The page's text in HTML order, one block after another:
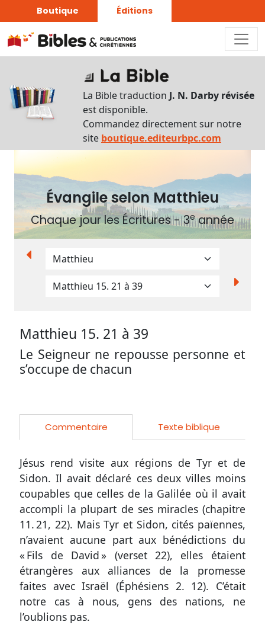
Boutique Éditions
La Bible traduction J. N. Darby révisée
est disponible.
Commandez directement sur notre
site boutique.editeurbpc.com
Évangile selon Matthieu
Chaque jour les Écritures - 3eannée
Matthieu 15. 21 à 39
Le Seigneur ne repousse personne et
s’occupe de chacun
Commentaire Texte biblique
Jésus rend visite aux régions de Tyr et de
Sidon. Il avait déclaré ces deux villes moins
coupables que celles de la Galilée où il avait
accompli la plupart de ses miracles (chapitre
11. 21, 22). Mais Tyr et Sidon, cités païennes,
n’avaient aucune part aux bénédictions du
« Fils de David » (verset 22), elles étaient
étrangères aux alliances de la promesse
faites avec Israël (Éphésiens 2. 12). C’était
notre cas à nous, gens des nations, ne
l’oublions pas.
supports
Exemplaire
papier
Nous
contacter
Signaler
une
erreur
aux
coûts
du